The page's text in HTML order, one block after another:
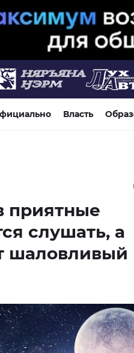
Власть
приятные
слушать, а
шаловливый